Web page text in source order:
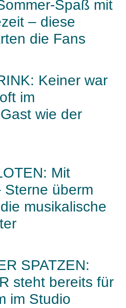
Spaß mit
– diese
die Fans
Keiner war
im
wie der
Mit
Sterne überm
musikalische
SPATZEN:
steht bereits für
im Studio